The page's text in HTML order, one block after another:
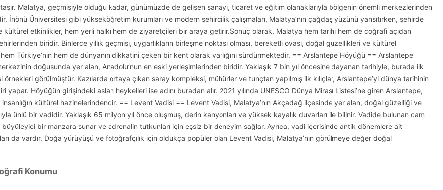
Malatya, geçmişiyle olduğu kadar, günümüzde de gelişen sanayi, ticaret ve eğitim olanaklarıyla bölgenin önemli merkezlerinden
İnönü Üniversitesi gibi yükseköğretim kurumları ve modern şehircilik çalışmaları, Malatya’nın çağdaş yüzünü yansıtırken, şehirde
kültürel etkinlikler, hem yerli halkı hem de ziyaretçileri bir araya getirir.Sonuç olarak, Malatya hem tarihi hem de coğrafi açıdan
biridir. Binlerce yıllık geçmişi, uygarlıkların birleşme noktası olması, bereketli ovası, doğal güzellikleri ve kültürel
Türkiye’nin hem de dünyanın dikkatini çeken bir kent olarak varlığını sürdürmektedir. == Arslantepe Höyüğü == Arslantepe
doğusunda yer alan, Anadolu’nun en eski yerleşimlerinden biridir. Yaklaşık 7 bin yıl öncesine dayanan tarihiyle, burada ilk
görülmüştür. Kazılarda ortaya çıkan saray kompleksi, mühürler ve tunçtan yapılmış ilk kılıçlar, Arslantepe’yi dünya tarihinin
yapar. Höyüğün girişindeki aslan heykelleri ise adını buradan alır. 2021 yılında UNESCO Dünya Mirası Listesi’ne giren Arslantepe,
insanlığın kültürel hazinelerindendir. == Levent Vadisi == Levent Vadisi, Malatya’nın Akçadağ ilçesinde yer alan, doğal güzelliği ve
ünlü bir vadidir. Yaklaşık 65 milyon yıl önce oluşmuş, derin kanyonları ve yüksek kayalık duvarları ile bilinir. Vadide bulunan cam
büyüleyici bir manzara sunar ve adrenalin tutkunları için eşsiz bir deneyim sağlar. Ayrıca, vadi içerisinde antik dönemlere ait
da vardır. Doğa yürüyüşü ve fotoğrafçılık için oldukça popüler olan Levent Vadisi, Malatya’nın görülmeye değer doğal
Konumu